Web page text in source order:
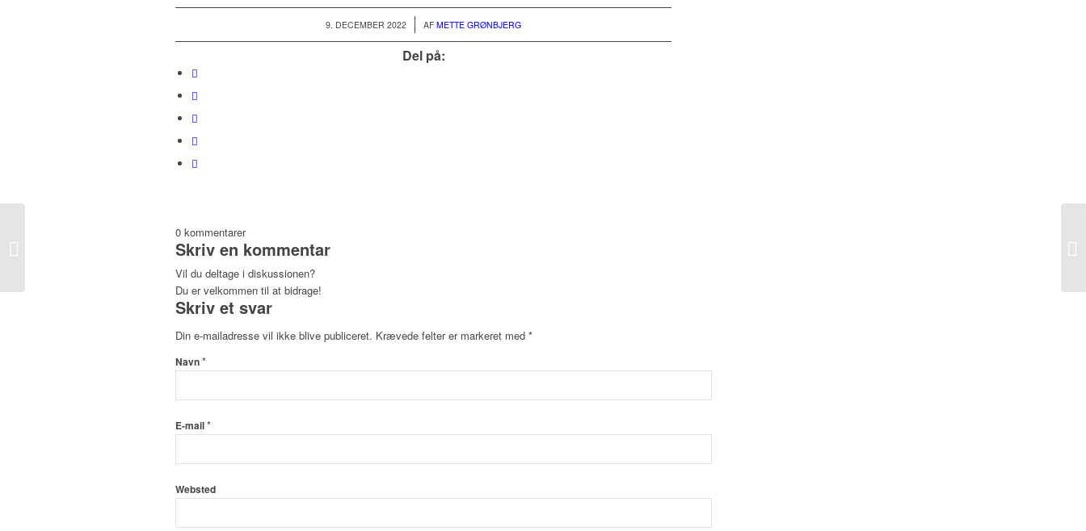
9. DECEMBER 2022
/ AFMETTE GRØNBJERG
Del på:
0 kommentarer
Skriv en kommentar
Vil du deltage i diskussionen?
Du er velkommen til at bidrage!
Skriv et svar
Din e-mailadresse vil ikke blive publiceret. Krævede felter er markeret med *
Navn*
E-mail*
Websted